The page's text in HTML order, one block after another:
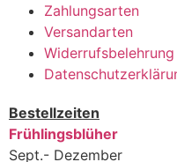
Zahlungsarten
Versandarten
Widerrufsbelehrung
Bestellzeiten
Frühlingsblüher
Sept.- Dezember